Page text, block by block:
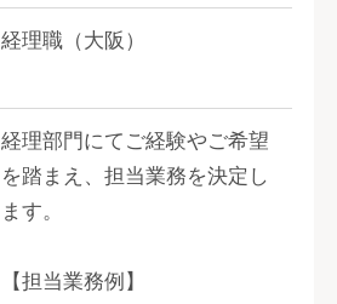
経理職（大阪）
経理部門にてご経験やご希望
を踏まえ、担当業務を決定し
ます。
【担当業務例】